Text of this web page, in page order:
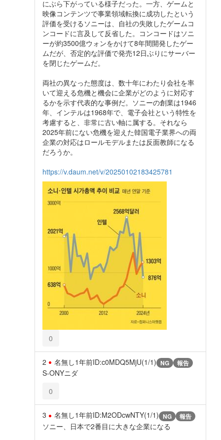
にぶら下がっている様子だった。一方、ゲームと
映像コンテンツで事業領域転換に成功したという
評価を受けるソニーは、自社の失敗したゲームコ
ンコードに言及して反省した。コンコードはソニ
ーが約3500億ウォンをかけて8年間開発したゲー
ムだが、否定的な評価で発売12日ぶりにサーバー
を閉じたゲームだ。
両社の異なった態度は、数十年にわたり会社を率
いて迎える危機と機会に企業がどのように対応す
るかを示す代表的な事例だ。ソニーの創業は1946
年、インテルは1968年で、電子会社という特性を
考慮すると、非常に古い軸に属する。それなら
2025年前にない危機を迎えた韓国電子業界への両
企業の対応はロールモデルまたは反面教師になる
だろうか。
https://v.daum.net/v/20250102183425781
0
2 名無し1年前ID:c0MDQ5MjU(1/1) NG 報告
S-ONYニダ
0
3 名無し1年前ID:M2ODcwNTY(1/1) NG 報告
ソニー、日本で2番目に大きな企業になる